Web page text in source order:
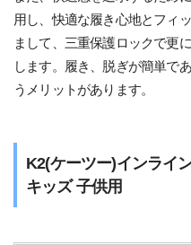
用し、快適な履き心地とフィ
まして、三重保護ロックで更
します。履き、脱ぎが簡単で
うメリットがあります。
K2(ケーツー)インライ
キッズ 子供用